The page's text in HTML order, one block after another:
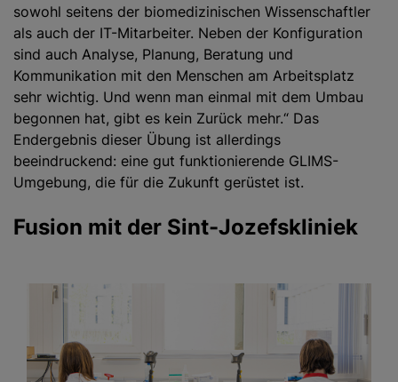
sowohl seitens der biomedizinischen Wissenschaftler
als auch der IT-Mitarbeiter. Neben der Konfiguration
sind auch Analyse, Planung, Beratung und
Kommunikation mit den Menschen am Arbeitsplatz
sehr wichtig. Und wenn man einmal mit dem Umbau
begonnen hat, gibt es kein Zurück mehr.“ Das
Endergebnis dieser Übung ist allerdings
beeindruckend: eine gut funktionierende GLIMS-
Umgebung, die für die Zukunft gerüstet ist.
Fusion mit der Sint-Jozefskliniek